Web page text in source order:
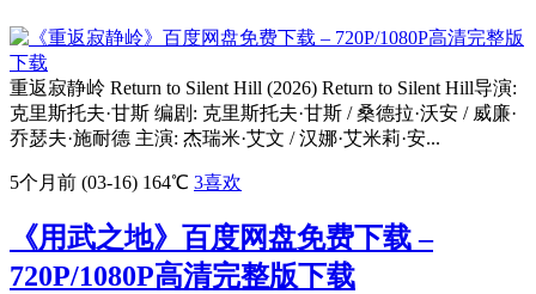
重返寂静岭 Return to Silent Hill (2026) Return to Silent Hill导演:
克里斯托夫·甘斯 编剧: 克里斯托夫·甘斯 / 桑德拉·沃安 / 威廉·
乔瑟夫·施耐德 主演: 杰瑞米·艾文 / 汉娜·艾米莉·安...
5个月前 (03-16) 164℃ 3喜欢
《用武之地》百度网盘免费下载 –
720P/1080P高清完整版下载